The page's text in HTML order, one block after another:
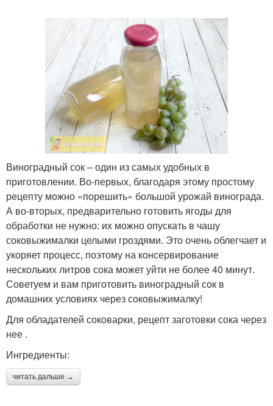
Виноградный сок – один из самых удобных в
приготовлении. Во-первых, благодаря этому простому
рецепту можно «порешить» большой урожай винограда.
А во-вторых, предварительно готовить ягоды для
обработки не нужно: их можно опускать в чашу
соковыжималки целыми гроздями. Это очень облегчает и
укоряет процесс, поэтому на консервирование
нескольких литров сока может уйти не более 40 минут.
Советуем и вам приготовить виноградный сок в
домашних условиях через соковыжималку!
Для обладателей соковарки, рецепт заготовки сока через
нее .
Ингредиенты:
читать дальше →